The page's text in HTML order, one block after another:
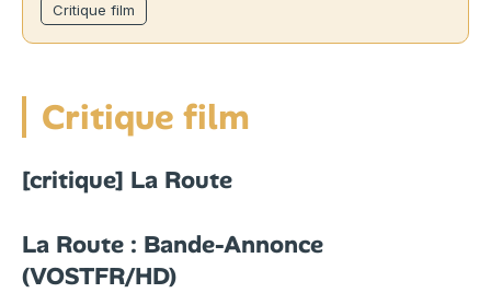
Critique film
Critique film
[critique] La Route
La Route : Bande-Annonce
(VOSTFR/HD)